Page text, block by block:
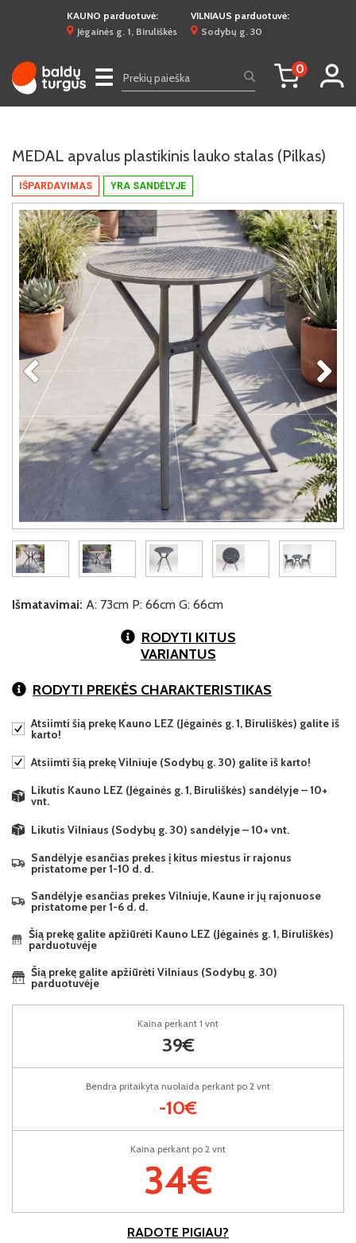
KAUNO parduotuvė:
Jėgainės g. 1, Biruliškės
VILNIAUS parduotuvė:
Sodybų g. 30
☰ 0
IŠPARDAVIMAS YRA SANDĖLYJE
MEDAL apvalus plastikinis lauko stalas (Pilkas)
Išmatavimai: A: 73cm P: 66cm G: 66cm
RODYTI KITUS
VARIANTUS
RODYTI PREKĖS CHARAKTERISTIKAS
Atsiimti šią prekę Kauno LEZ (Jėgainės g. 1, Biruliškės) galite iš
karto!
Atsiimti šią prekę Vilniuje (Sodybų g. 30) galite iš karto!
Likutis Kauno LEZ (Jėgainės g. 1, Biruliškės) sandėlyje – 10+
vnt.
Likutis Vilniaus (Sodybų g. 30) sandėlyje – 10+ vnt.
Sandėlyje esančias prekes į kitus miestus ir rajonus
pristatome per 1-10 d. d.
Sandėlyje esančias prekes Vilniuje, Kaune ir jų rajonuose
pristatome per 1-6 d. d.
Šią prekę galite apžiūrėti Kauno LEZ (Jėgainės g. 1, Biruliškės)
parduotuvėje
Šią prekę galite apžiūrėti Vilniaus (Sodybų g. 30)
parduotuvėje
Kaina perkant po 2 vnt
34€
Kaina perkant 1 vnt
39€
Bendra pritaikyta nuolaida perkant po 2 vnt
-10€
RADOTE PIGIAU?